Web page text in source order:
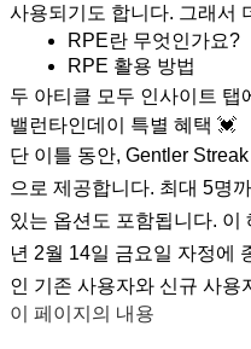
사용되기도 합니다. 그래서
RPE란 무엇인가요?
RPE 활용 방법
두 아티클 모두 인사이트 탭
밸런타인데이 특별 혜택 💓
단 이틀 동안, Gentler
으로 제공합니다. 최대 5명
있는 옵션도 포함됩니다. 이
년 2월 14일 금요일 자정에
인 기존 사용자와 신규 사용
이 페이지의 내용